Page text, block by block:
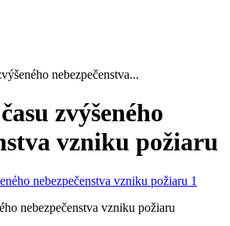
nebezpečenstva...
zvýšeného
vzniku požiaru
nebezpečenstva vzniku požiaru